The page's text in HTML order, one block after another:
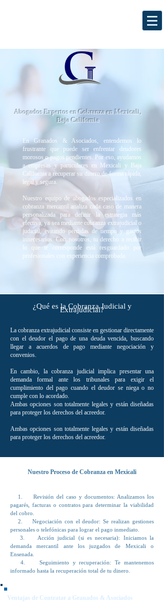
Abogados Expertos en Cobranza en Mexicali,
Baja California
En Granados & Asociados, entendemos lo
frustrante que puede ser enfrentar deudores
morosos o pagos pendientes. Por eso, ayudamos
a empresas y particulares en Mexicali y Baja
California a recuperar su dinero de forma rápida,
legal y segura.
Nuestro equipo de abogados especializados en
cobranza mercantil analiza cada caso de manera
personalizada para definir la estrategia más
efectiva, ya sea mediante cobranza extrajudicial o
judicial, evitando pérdidas de tiempo y gastos
innecesarios. Con nosotros, tu derecho a recibir
lo que te corresponde está resguardado por
profesionales con experiencia comprobada.
¿Qué es la Cobranza Judicial y
Extrajudicial?
La cobranza extrajudicial consiste en gestionar directamente
con el deudor el pago de una deuda vencida, buscando
llegar a acuerdos de pago mediante negociación y
convenios.
En cambio, la cobranza judicial implica presentar una
demanda formal ante los tribunales para exigir el
cumplimiento del pago cuando el deudor se niega o no
cumple con lo acordado.
Ambas opciones son totalmente legales y están diseñadas
para proteger los derechos del acreedor.
Ambas opciones son totalmente legales y están diseñadas
para proteger los derechos del acreedor.
Nuestro Proceso de Cobranza en Mexicali
1. Revisión del caso y documentos: Analizamos los
pagarés, facturas o contratos para determinar la viabilidad
del cobro.
2. Negociación con el deudor: Se realizan gestiones
personales o telefónicas para lograr el pago inmediato.
3. Acción judicial (si es necesaria): Iniciamos la
demanda mercantil ante los juzgados de Mexicali o
Ensenada.
4. Seguimiento y recuperación: Te mantenemos
informado hasta la recuperación total de tu dinero.
Ventajas de Contratar a Granados & Asociados